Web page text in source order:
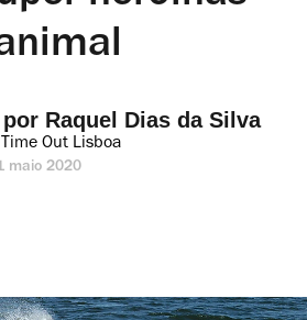
Raquel Dias da Silva
Out Lisboa
maio 2020